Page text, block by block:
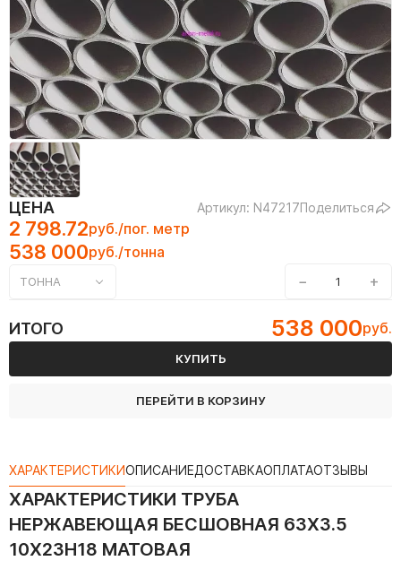
ЦЕНА Артикул: N47217Поделиться
2 798.72руб./пог. метр
538 000руб./тонна
ТОННА − +
ИТОГО 538 000руб.
КУПИТЬ
ПЕРЕЙТИ В КОРЗИНУ
ХАРАКТЕРИСТИКИОПИСАНИЕДОСТАВКАОПЛАТАОТЗЫВЫ
ХАРАКТЕРИСТИКИ ТРУБА
НЕРЖАВЕЮЩАЯ БЕСШОВНАЯ 63Х3.5
10Х23Н18 МАТОВАЯ